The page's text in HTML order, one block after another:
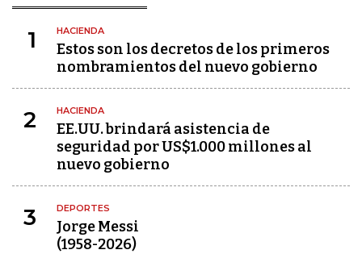
1 HACIENDA
Estos son los decretos de los primeros
nombramientos del nuevo gobierno
2 HACIENDA
EE.UU. brindará asistencia de
seguridad por US$1.000 millones al
nuevo gobierno
3 DEPORTES
Jorge Messi
(1958-2026)